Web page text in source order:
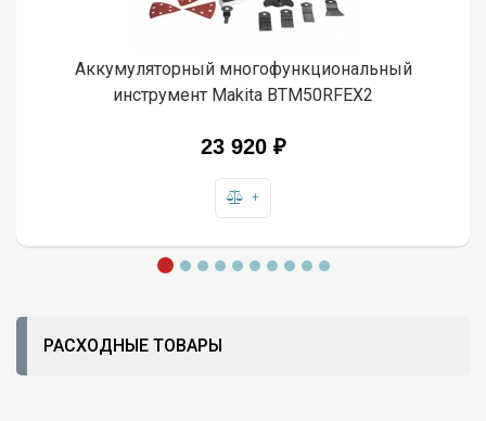
Аккумуляторный многофункциональный
инструмент Makita BTM50RFEX2
23 920 ₽
+
РАСХОДНЫЕ ТОВАРЫ